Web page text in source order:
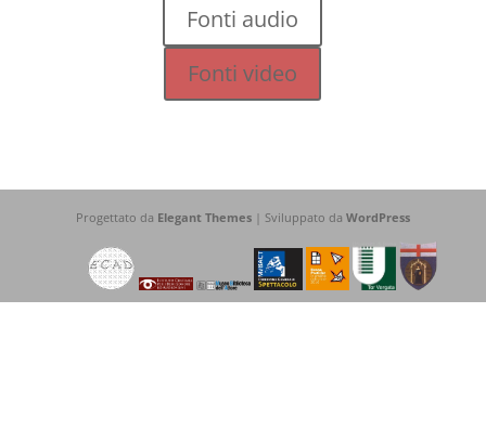
Fonti audio
Fonti video
Progettato da Elegant Themes| Sviluppato da WordPress